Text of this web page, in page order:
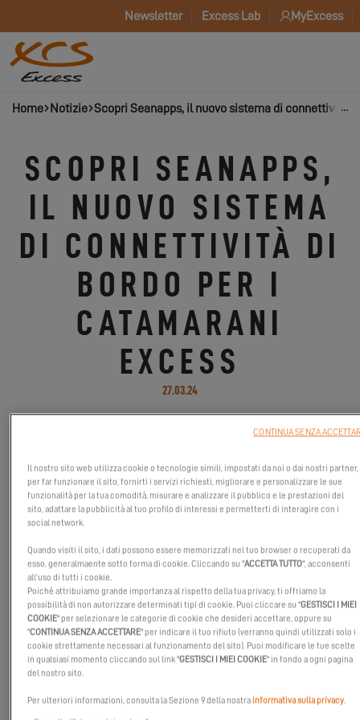
Newsletter Excess Lab MyExcess
Home Notizie Scopri Seanapps, il nuovo sistema di connettività
SCOPRI SEANAPPS,
IL NUOVO SISTEMA
DI CONNETTIVITÀ DI
BORDO PER I
CATAMARANI
EXCESS
27.03.24
Una nuova era della nautica con Seanapps !
Il nostro sito web utilizza cookie o tecnologie simili, impostati da noi o dai nostri partner,
per far funzionare il sito, fornirti i servizi richiesti, migliorare e personalizzare le sue
funzionalità per la tua comodità, misurare e analizzare il pubblico e le prestazioni del
sito, adattare la pubblicità al tuo profilo di interessi e permetterti di interagire con i
social network.
Quando visiti il sito, i dati possono essere memorizzati nel tuo browser o recuperati da
esso, generalmaente sotto forma di cookie. Cliccando su "ACCETTA TUTTO", acconsenti
all’uso di tutti i cookie.
Poiché attribuiamo grande importanza al rispetto della tua privacy, ti offriamo la
possibilità di non autorizzare determinati tipi di cookie. Puoi cliccare su "GESTISCI I MIEI
COOKIE" per selezionare le categorie di cookie che desideri accettare, oppure su
"CONTINUA SENZA ACCETTARE" per indicare il tuo rifiuto (verranno quindi utilizzati solo i
cookie strettamente necessari al funzionamento del sito). Puoi modificare le tue scelte
in qualsiasi momento cliccando sul link "GESTISCI I MIEI COOKIE" in fondo a ogni pagina
del nostro sito.
Per ulteriori informazioni, consulta la Sezione 9 della nostra informativa sulla privacy
CONTINUA SENZA